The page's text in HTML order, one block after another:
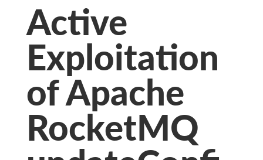
Active
Exploitation
of Apache
RocketMQ